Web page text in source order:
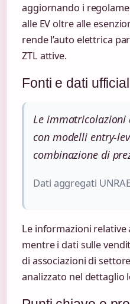
aggiornando i
alle EV oltre alle
rende l’auto elettrica
ZTL attive.
Fonti e dati
Le immatricolazioni
con modelli entry-
combinazione di
Dati aggregati
Le informazioni
mentre i dati sulle
di associazioni di
analizzato nel dettaglio